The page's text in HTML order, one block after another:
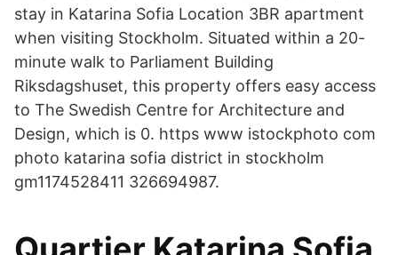
stay in Katarina Sofia Location 3BR apartment
when visiting Stockholm. Situated within a 20-
minute walk to Parliament Building
Riksdagshuset, this property offers easy access
to The Swedish Centre for Architecture and
Design, which is 0. https www istockphoto com
photo katarina sofia district in stockholm
gm1174528411 326694987.